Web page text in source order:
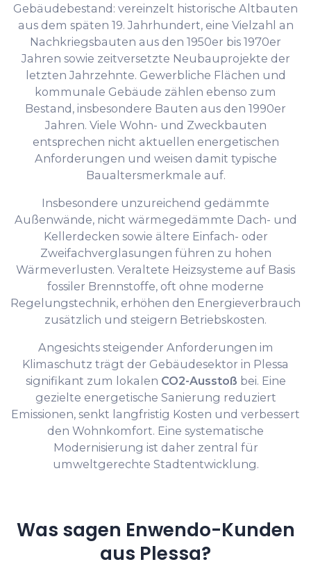
Gebäudebestand: vereinzelt historische Altbauten
aus dem späten 19. Jahrhundert, eine Vielzahl an
Nachkriegsbauten aus den 1950er bis 1970er
Jahren sowie zeitversetzte Neubauprojekte der
letzten Jahrzehnte. Gewerbliche Flächen und
kommunale Gebäude zählen ebenso zum
Bestand, insbesondere Bauten aus den 1990er
Jahren. Viele Wohn- und Zweckbauten
entsprechen nicht aktuellen energetischen
Anforderungen und weisen damit typische
Baualtersmerkmale auf.
Insbesondere unzureichend gedämmte
Außenwände, nicht wärmegedämmte Dach- und
Kellerdecken sowie ältere Einfach- oder
Zweifachverglasungen führen zu hohen
Wärmeverlusten. Veraltete Heizsysteme auf Basis
fossiler Brennstoffe, oft ohne moderne
Regelungstechnik, erhöhen den Energieverbrauch
zusätzlich und steigern Betriebskosten.
Angesichts steigender Anforderungen im
Klimaschutz trägt der Gebäudesektor in Plessa
signifikant zum lokalen CO2-Ausstoß bei. Eine
gezielte energetische Sanierung reduziert
Emissionen, senkt langfristig Kosten und verbessert
den Wohnkomfort. Eine systematische
Modernisierung ist daher zentral für
umweltgerechte Stadtentwicklung.
Was sagen Enwendo-Kunden
aus Plessa?